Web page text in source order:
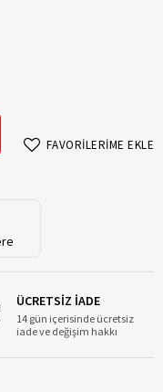
FAVORİLERİME EKLE
ÜCRETSİZ İADE
14 gün içerisinde ücretsiz
iade ve değişim hakkı